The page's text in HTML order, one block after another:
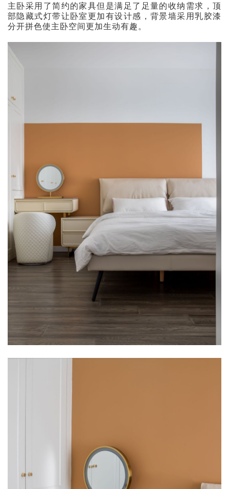
主卧采用了简约的家具但是满足了足量的收纳需求，顶
部隐藏式灯带让卧室更加有设计感，背景墙采用乳胶漆
分开拼色使主卧空间更加生动有趣。